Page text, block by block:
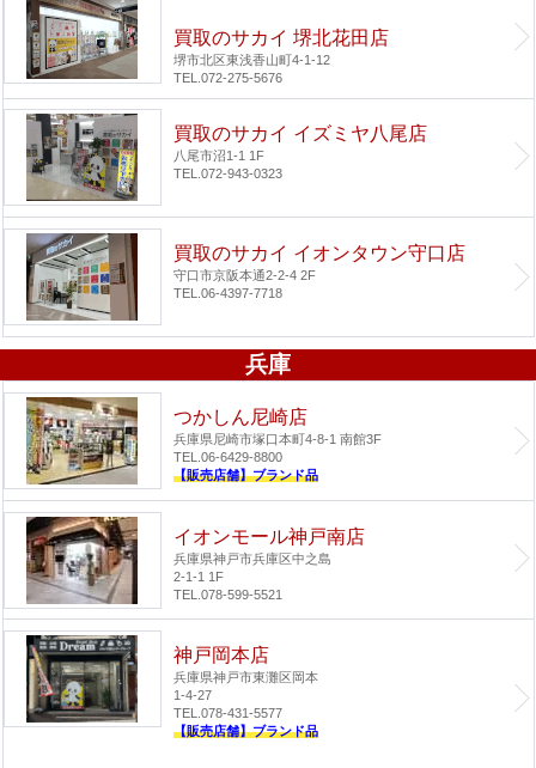
買取のサカイ 堺北花田店
堺市北区東浅香山町4-1-12
TEL.072-275-5676
買取のサカイ イズミヤ八尾店
八尾市沼1-1 1F
TEL.072-943-0323
買取のサカイ イオンタウン守口店
守口市京阪本通2-2-4 2F
TEL.06-4397-7718
兵庫
つかしん尼崎店
兵庫県尼崎市塚口本町4-8-1 南館3F
TEL.06-6429-8800
【販売店舗】ブランド品
イオンモール神戸南店
兵庫県神戸市兵庫区中之島
2-1-1 1F
TEL.078-599-5521
神戸岡本店
兵庫県神戸市東灘区岡本
1-4-27
TEL.078-431-5577
【販売店舗】ブランド品